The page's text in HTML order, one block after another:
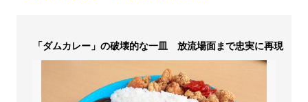
「ダムカレー」の破壊的な一皿 放流場面まで忠実に再現